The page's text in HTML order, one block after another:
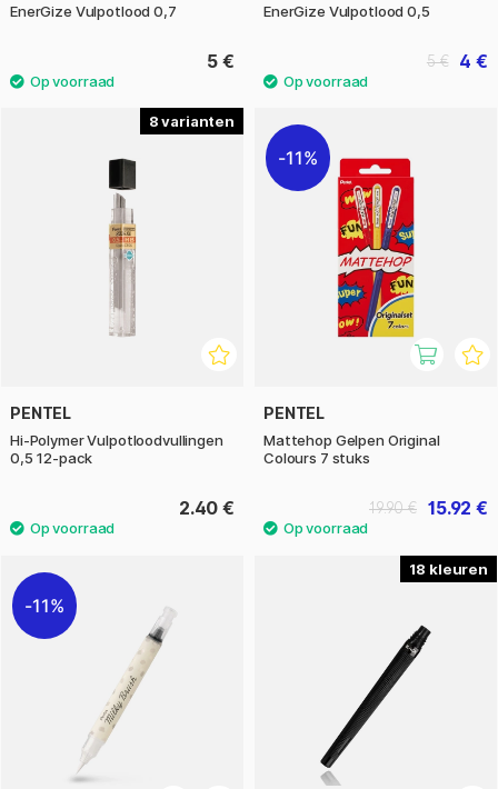
EnerGize Vulpotlood 0,7
5 €
EnerGize Vulpotlood 0,5
4 €
5 €
8
PENTEL
Hi-Polymer Vulpotloodvullingen
0,5 12-pack
2.40 €
11%
PENTEL
Mattehop Gelpen Original
Colours 7 stuks
15.92 €
19.90 €
11%
18